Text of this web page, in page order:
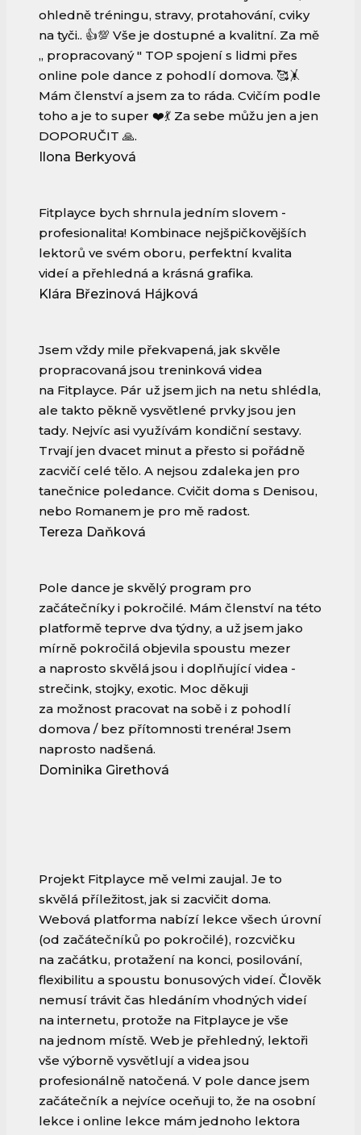
ohledně tréningu, stravy, protahování, cviky
na tyči.. 👍💯 Vše je dostupné a kvalitní. Za mě
,, propracovaný " TOP spojení s lidmi přes
online pole dance z pohodlí domova. 🥰🤸
Mám členství a jsem za to ráda. Cvičím podle
toho a je to super ❤️💃 Za sebe můžu jen a jen
DOPORUČIT 🙏.
Ilona Berkyová
Fitplayce bych shrnula jedním slovem -
profesionalita! Kombinace nejšpičkovějších
lektorů ve svém oboru, perfektní kvalita
videí a přehledná a krásná grafika.
Klára Březinová Hájková
Jsem vždy mile překvapená, jak skvěle
propracovaná jsou treninková videa
na Fitplayce. Pár už jsem jich na netu shlédla,
ale takto pěkně vysvětlené prvky jsou jen
tady. Nejvíc asi využívám kondiční sestavy.
Trvají jen dvacet minut a přesto si pořádně
zacvičí celé tělo. A nejsou zdaleka jen pro
tanečnice poledance. Cvičit doma s Denisou,
nebo Romanem je pro mě radost.
Tereza Daňková
Pole dance je skvělý program pro
začátečníky i pokročilé. Mám členství na této
platformě teprve dva týdny, a už jsem jako
mírně pokročilá objevila spoustu mezer
a naprosto skvělá jsou i doplňující videa -
strečink, stojky, exotic. Moc děkuji
za možnost pracovat na sobě i z pohodlí
domova / bez přítomnosti trenéra! Jsem
naprosto nadšená.
Dominika Girethová
Projekt Fitplayce mě velmi zaujal. Je to
skvělá příležitost, jak si zacvičit doma.
Webová platforma nabízí lekce všech úrovní
(od začátečníků po pokročilé), rozcvičku
na začátku, protažení na konci, posilování,
flexibilitu a spoustu bonusových videí. Člověk
nemusí trávit čas hledáním vhodných videí
na internetu, protože na Fitplayce je vše
na jednom místě. Web je přehledný, lektoři
vše výborně vysvětlují a videa jsou
profesionálně natočená. V pole dance jsem
začátečník a nejvíce oceňuji to, že na osobní
lekce i online lekce mám jednoho lektora